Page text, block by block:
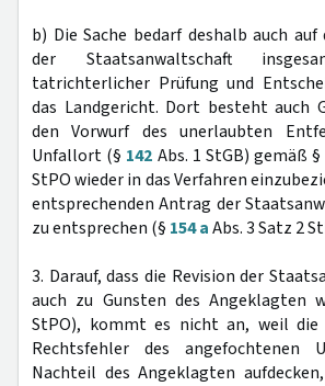
b) Die Sache bedarf deshalb auch auf
der Staatsanwaltschaft
tatrichterlicher Prüfung und
das Landgericht. Dort besteht auch
den Vorwurf des unerlaubten
Unfallort (§ 142 Abs. 1 StGB) gemäß §
StPO wieder in das Verfahren
entsprechenden Antrag der
zu entsprechen (§ 154 aAbs. 3 Satz 2
3. Darauf, dass die Revision der
auch zu Gunsten des Angeklagten
StPO), kommt es nicht an, weil die
Rechtsfehler des angefochtenen
Nachteil des Angeklagten